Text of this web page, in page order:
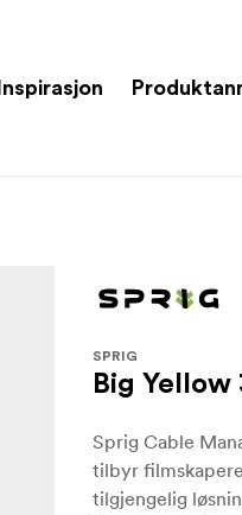
Inspirasjon
SPRIG
Big Yellow
Sprig Cable
tilbyr
tilgjengelig